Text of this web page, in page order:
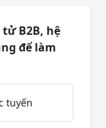
B2B, hệ
để làm
tuyến